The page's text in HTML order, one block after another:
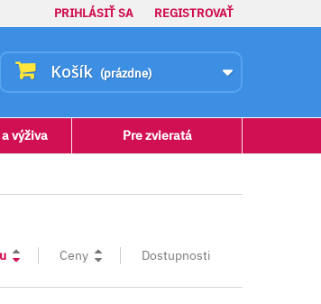
PRIHLÁSIŤ SA REGISTROVAŤ
Košík (prázdne)
výživa Pre zvieratá
Ceny Dostupnosti